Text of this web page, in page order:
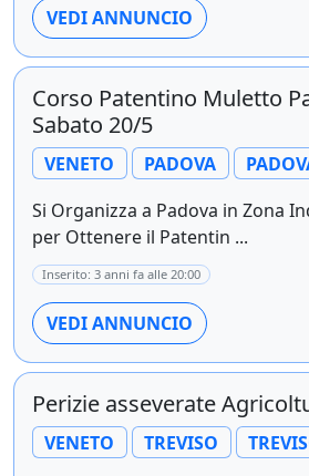
VEDI ANNUNCIO
Corso Patentino Muletto
Sabato 20/5
VENETO PADOVA
Si Organizza a Padova in Zona
per Ottenere il Patentin ...
Inserito: 3 anni fa alle 20:00
VEDI ANNUNCIO
Perizie asseverate
VENETO TREVISO